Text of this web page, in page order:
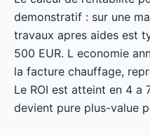
demonstratif : sur une
travaux apres aides est
500 EUR. L economie
la facture chauffage,
Le ROI est atteint en 4 a
devient pure plus-value